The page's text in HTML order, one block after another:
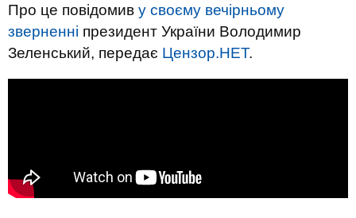
Про це повідомив у своєму вечірньому
зверненні президент України Володимир
Зеленський, передає Цензор.НЕТ.